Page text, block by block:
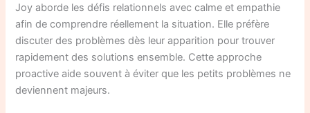
Joy aborde les défis relationnels avec calme et empathie
afin de comprendre réellement la situation. Elle préfère
discuter des problèmes dès leur apparition pour trouver
rapidement des solutions ensemble. Cette approche
proactive aide souvent à éviter que les petits problèmes ne
deviennent majeurs.